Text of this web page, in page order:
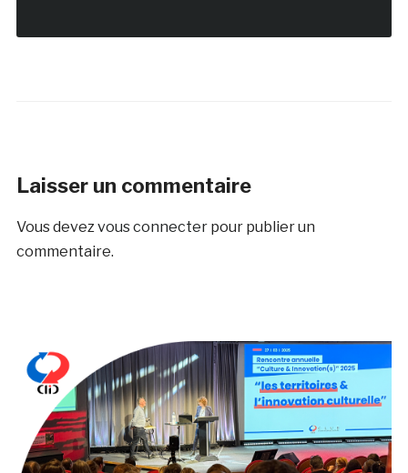
Laisser un commentaire
Vous devezvous connecterpour publier un
commentaire.